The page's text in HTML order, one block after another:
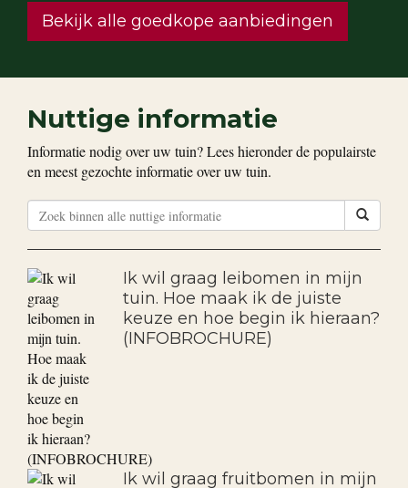
Bekijk alle goedkope aanbiedingen
Nuttige informatie
Informatie nodig over uw tuin? Lees hieronder de populairste
en meest gezochte informatie over uw tuin.
Ik wil graag leibomen in mijn
tuin. Hoe maak ik de juiste
keuze en hoe begin ik hieraan?
(INFOBROCHURE)
Ik wil graag fruitbomen in mijn